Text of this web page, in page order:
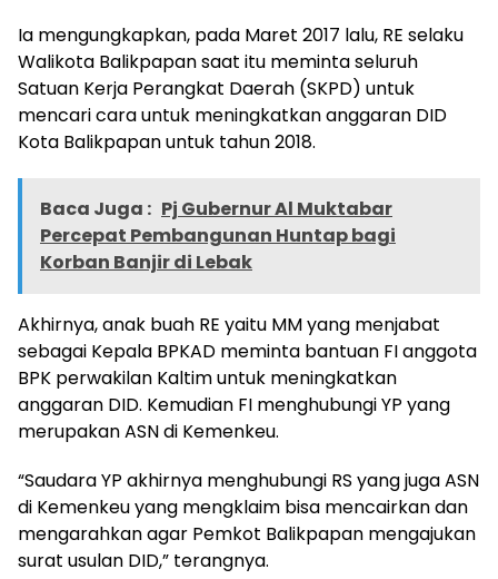
Ia mengungkapkan, pada Maret 2017 lalu, RE selaku
Walikota Balikpapan saat itu meminta seluruh
Satuan Kerja Perangkat Daerah (SKPD) untuk
mencari cara untuk meningkatkan anggaran DID
Kota Balikpapan untuk tahun 2018.
Baca Juga : Pj Gubernur Al Muktabar
Percepat Pembangunan Huntap bagi
Korban Banjir di Lebak
Akhirnya, anak buah RE yaitu MM yang menjabat
sebagai Kepala BPKAD meminta bantuan FI anggota
BPK perwakilan Kaltim untuk meningkatkan
anggaran DID. Kemudian FI menghubungi YP yang
merupakan ASN di Kemenkeu.
“Saudara YP akhirnya menghubungi RS yang juga ASN
di Kemenkeu yang mengklaim bisa mencairkan dan
mengarahkan agar Pemkot Balikpapan mengajukan
surat usulan DID,” terangnya.